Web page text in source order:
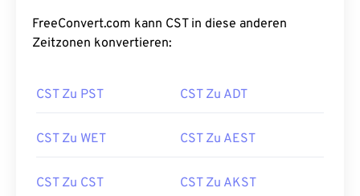
FreeConvert.com kann CST in diese anderen
Zeitzonen konvertieren:
CST Zu PST CST Zu ADT
CST Zu WET CST Zu AEST
CST Zu CST CST Zu AKST